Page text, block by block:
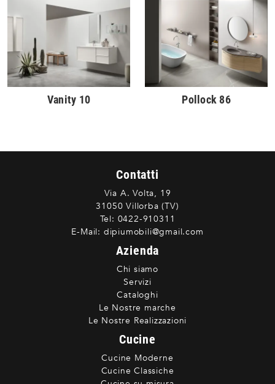
Vanity 10 Pollock 86
Contatti
Via A. Volta, 19
31050 Villorba (TV)
Tel: 0422-910311
E-Mail: dipiumobili@gmail.com
Azienda
Chi siamo
Servizi
Cataloghi
Le Nostre marche
Le Nostre Realizzazioni
Cucine
Cucine Moderne
Cucine Classiche